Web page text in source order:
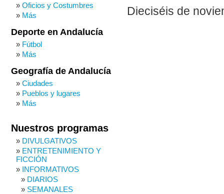
Dieciséis de
Oficios y Costumbres
Más
Deporte en Andalucía
Fútbol
Más
Geografía de Andalucía
Ciudades
Pueblos y lugares
Más
Nuestros programas
DIVULGATIVOS
ENTRETENIMIENTO Y
FICCIÓN
INFORMATIVOS
DIARIOS
SEMANALES